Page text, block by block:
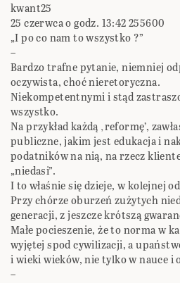
kwant25
25 czerwca o godz. 13:42 255600
„I po co nam to wszystko ?”
–
Bardzo trafne pytanie, niemniej
oczywista, choć nieretoryczna.
Niekompetentnymi i stąd
wszystko.
Na przykład każdą ‚reformę’,
publiczne, jakim jest edukacja i
podatników na nią, na rzecz
„niedasi”.
I to właśnie się dzieje, w kolejnej
Przy chórze oburzeń zużytych
generacji, z jeszcze krótszą
Małe pocieszenie, że to norma w
wyjętej spod cywilizacji, a
i wieki wieków, nie tylko w nauce i
–